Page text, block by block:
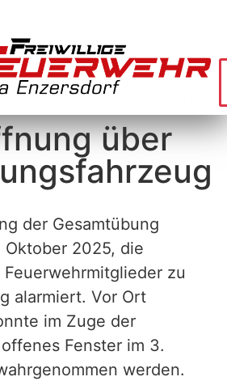
über
der Gesamtübung
2025, die
zu
alarmiert. Vor Ort
im Zuge der
Fenster im 3.
werden.